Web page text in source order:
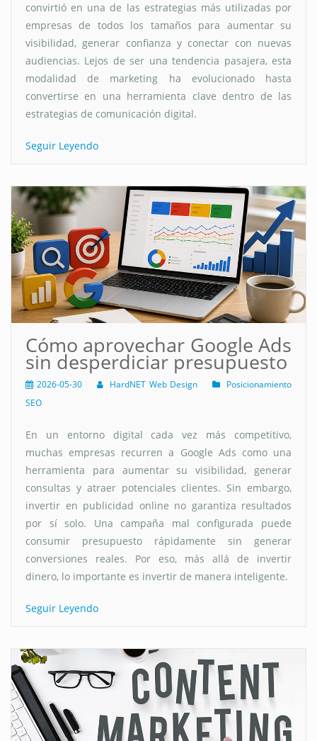
convirtió en una de las estrategias más utilizadas por
empresas de todos los tamaños para aumentar su
visibilidad, generar confianza y conectar con nuevas
audiencias. Lejos de ser una tendencia pasajera, esta
modalidad de marketing ha evolucionado hasta
convertirse en una herramienta clave dentro de las
estrategias de comunicación digital.
Seguir Leyendo
Cómo aprovechar Google Ads
sin desperdiciar presupuesto
2026-05-30 HardNET Web Design
Posicionamiento
SEO
En un entorno digital cada vez más competitivo,
muchas empresas recurren a Google Ads como una
herramienta para aumentar su visibilidad, generar
consultas y atraer potenciales clientes. Sin embargo,
invertir en publicidad online no garantiza resultados
por sí solo. Una campaña mal configurada puede
consumir presupuesto rápidamente sin generar
conversiones reales. Por eso, más allá de invertir
dinero, lo importante es invertir de manera inteligente.
Seguir Leyendo